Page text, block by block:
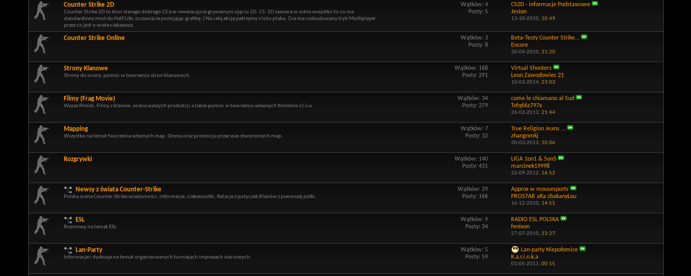
Counter Strike 2D
Counter Strike 2D to klon starego dobrego CS'a w rewelacyjnie grywalnym ujęciu 2D. CS: 2D zawiera w sobie wszystko to co ma
standardowy mod do Half Life, oczywiście pomijając grafikę :) Na całą akcję patrzymy z lotu ptaka. Gra ma rozbudowany tryb Multiplayer
przez co jest o wiele ciekawsza.
Wątków: 4
Posty: 5
CS2D - informacje Podstawowe
JesIon
13-10-2010, 10:49
Counter Strike Online
Wątków: 3
Posty: 8
Beta-Testy Counter Strike...
Encore
30-04-2010, 21:20
Strony Klanowe
Strony do oceny, pomoc w tworzeniu stron klanowych.
Wątków: 168
Posty: 291
Virtual Shooters
Leon Zawodowiec 21
10-03-2014, 23:03
Filmy (Frag Movie)
Wasze filmiki, Filmy z klanów, ocena waszych produkcji a także pomoc w tworzeniu własnych filmików z Cs-a
Wątków: 34
Posty: 279
come le chiamano al Sud
Tvfq66z797x
26-02-2013, 21:44
Mapping
Wszystko na temat tworzenia własnych map. Ocena oraz promocja przez was stworzonych map.
Wątków: 7
Posty: 32
True Religion Jeans ...
zhangnmkj
30-03-2013, 10:06
Rozgrywki
Wątków: 140
Posty: 431
LIGA 1on1 & 5on5
marcinek19998
22-09-2012, 16:52
Newsy z świata Counter-Strike
Polska scena Counter-Strike wiadomości, informacje, ciekawostki. Relacje z potyczek Klanów z pierwszej półki.
Wątków: 29
Posty: 166
Approx w mousesports
PRO57AR aKa zbakanyLou
16-12-2010, 14:55
ESL
Rozmowy na temat ESL
Wątków: 9
Posty: 34
RADIO ESL POLSKA
fenixon
27-07-2010, 23:27
Lan-Party
Informacje i dyskusje na temat organizowanych turniejach imprezach sieciowych.
Wątków: 5
Posty: 59
Lan-party Niepołomice
K.a.r.i.n.k.a
01-05-2011, 00:15